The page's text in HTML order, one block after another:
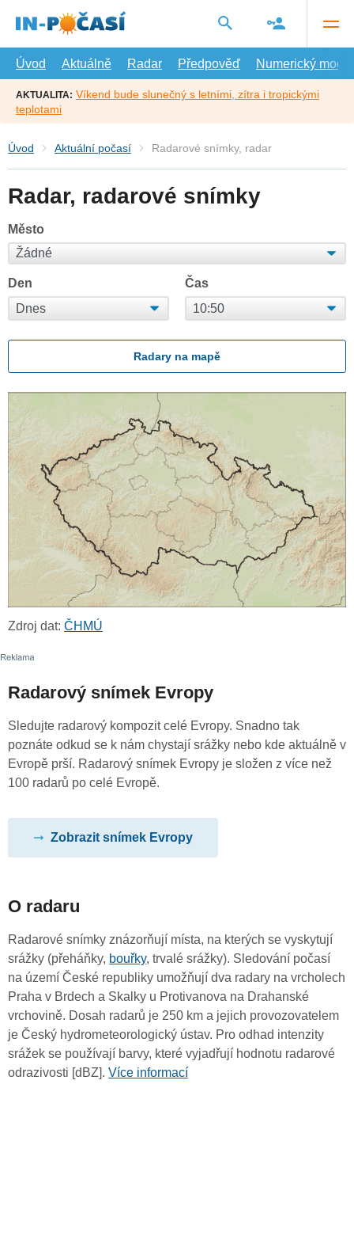
hlavní
Úvod
Aktuálně Radar Předpověď Numerický model
AKTUALITA: Víkend bude slunečný s letními, zítra i tropickými
teplotami
Úvod Aktuální počasí Radarové snímky, radar
Radar, radarové snímky
Město
Den Čas
Radary na mapě
Zdroj dat: ČHMÚ
Radarový snímek Evropy
Sledujte radarový kompozit celé Evropy. Snadno tak
poznáte odkud se k nám chystají srážky nebo kde aktuálně v
Evropě prší. Radarový snímek Evropy je složen z více než
100 radarů po celé Evropě.
Zobrazit snímek Evropy
O radaru
Radarové snímky znázorňují místa, na kterých se vyskytují
srážky (přeháňky, bouřky, trvalé srážky). Sledování počasí
na území České republiky umožňují dva radary na vrcholech
Praha v Brdech a Skalky u Protivanova na Drahanské
vrchovině. Dosah radarů je 250 km a jejich provozovatelem
je Český hydrometeorologický ústav. Pro odhad intenzity
srážek se používají barvy, které vyjadřují hodnotu radarové
odrazivosti [dBZ]. Více informací